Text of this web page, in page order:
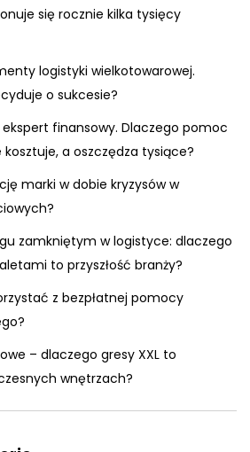
się rocznie kilka tysięcy
logistyki wielkotowarowej.
o sukcesie?
ekspert finansowy. Dlaczego pomoc
a oszczędza tysiące?
marki w dobie kryzysów w
zamkniętym w logistyce: dlaczego
to przyszłość branży?
z bezpłatnej pomocy
– dlaczego gresy XXL to
wnętrzach?